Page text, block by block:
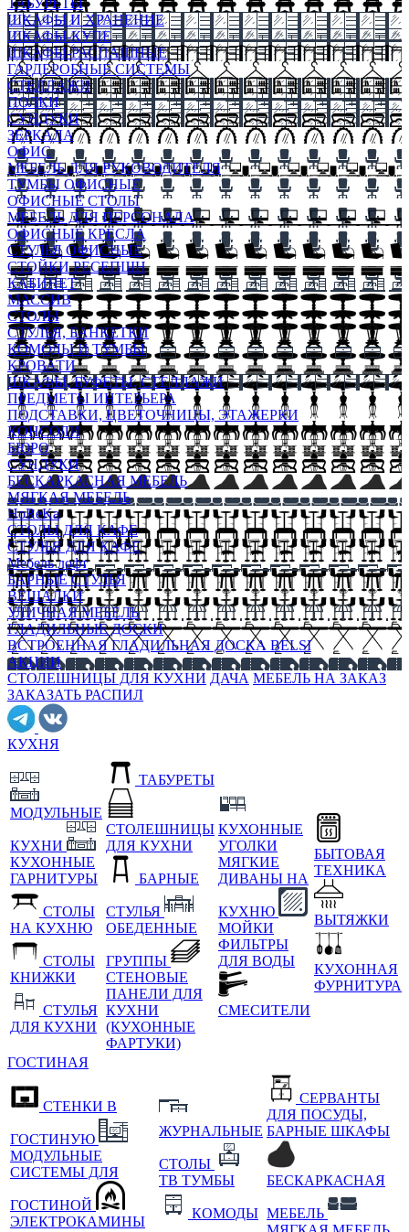
ТАБУРЕТЫ
ШКАФЫ И ХРАНЕНИЕ
ШКАФЫ-КУПЕ
ШКАФЫ-РАСПАШНЫЕ
ГАРДЕРОБНЫЕ СИСТЕМЫ
СТЕЛЛАЖИ
ПОЛКИ
СУНДУКИ
ЗЕРКАЛА
ОФИС
МЕБЕЛЬ ДЛЯ РУКОВОДИТЕЛЯ
ТУМБЫ ОФИСНЫЕ
ОФИСНЫЕ СТОЛЫ
МЕБЕЛЬ ДЛЯ ПЕРСОНАЛА
ОФИСНЫЕ КРЕСЛА
СТУЛЬЯ ОФИСНЫЕ
СТОЙКИ РЕСЕПШН
КАБИНЕТ
МАССИВ
СТОЛЫ
СТУЛЬЯ, БАНКЕТКИ
КОМОДЫ И ТУМБЫ
КРОВАТИ
ШКАФЫ, БУФЕТЫ, СТЕЛЛАЖИ
ПРЕДМЕТЫ ИНТЕРЬЕРА
ПОДСТАВКИ, ЦВЕТОЧНИЦЫ, ЭТАЖЕРКИ
КОНСОЛИ
БЮРО
СУНДУКИ
БЕСКАРКАСНАЯ МЕБЕЛЬ
МЯГКАЯ МЕБЕЛЬ
HoReKa
СТОЛЫ ДЛЯ КАФЕ
СТУЛЬЯ ДЛЯ КАФЕ
Мебель лофт
БАРНЫЕ СТУЛЬЯ
ВЕШАЛКИ
УЛИЧНАЯ МЕБЕЛЬ
ГЛАДИЛЬНЫЕ ДОСКИ
ВСТРОЕННАЯ ГЛАДИЛЬНАЯ ДОСКА BELSI
АКЦИИ
СТОЛЕШНИЦЫ ДЛЯ КУХНИ ДАЧА МЕБЕЛЬ НА ЗАКАЗ
ЗАКАЗАТЬ РАСПИЛ
КУХНЯ
МОДУЛЬНЫЕ
КУХНИ
КУХОННЫЕ
ГАРНИТУРЫ
СТОЛЫ
НА КУХНЮ
СТОЛЫ
КНИЖКИ
СТУЛЬЯ
ДЛЯ КУХНИ
ТАБУРЕТЫ
СТОЛЕШНИЦЫ
ДЛЯ КУХНИ
БАРНЫЕ
СТУЛЬЯ
ОБЕДЕННЫЕ
ГРУППЫ
СТЕНОВЫЕ
ПАНЕЛИ ДЛЯ
КУХНИ
(КУХОННЫЕ
ФАРТУКИ)
КУХОННЫЕ
УГОЛКИ
МЯГКИЕ
ДИВАНЫ НА
КУХНЮ
МОЙКИ
ФИЛЬТРЫ
ДЛЯ ВОДЫ
СМЕСИТЕЛИ
БЫТОВАЯ
ТЕХНИКА
ВЫТЯЖКИ
КУХОННАЯ
ФУРНИТУРА
ГОСТИНАЯ
СТЕНКИ В
ГОСТИНУЮ
МОДУЛЬНЫЕ
СИСТЕМЫ ДЛЯ
ГОСТИНОЙ
ЭЛЕКТРОКАМИНЫ
ЖУРНАЛЬНЫЕ
СТОЛЫ
ТВ ТУМБЫ
КОМОДЫ
СЕРВАНТЫ
ДЛЯ ПОСУДЫ,
БАРНЫЕ ШКАФЫ
БЕСКАРКАСНАЯ
МЕБЕЛЬ